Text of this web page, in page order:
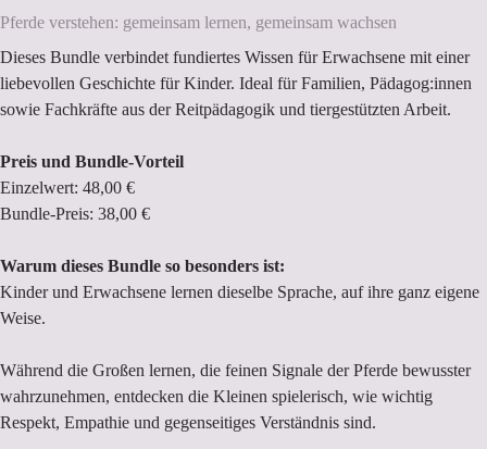
Pferde verstehen: gemeinsam lernen, gemeinsam wachsen
Dieses Bundle verbindet fundiertes Wissen für Erwachsene mit einer
liebevollen Geschichte für Kinder. Ideal für Familien, Pädagog:innen
sowie Fachkräfte aus der Reitpädagogik und tiergestützten Arbeit.
Preis und Bundle-Vorteil
Einzelwert: 48,00 €
Bundle-Preis: 38,00 €
Warum dieses Bundle so besonders ist:
Kinder und Erwachsene lernen dieselbe Sprache, auf ihre ganz eigene
Weise.
Während die Großen lernen, die feinen Signale der Pferde bewusster
wahrzunehmen, entdecken die Kleinen spielerisch, wie wichtig
Respekt, Empathie und gegenseitiges Verständnis sind.